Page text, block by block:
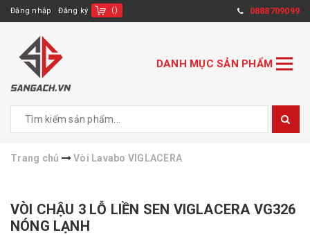
Đăng nhập Đăng ký () 0888709099
DANH MỤC SẢN PHẨM
Trang chủ Vòi Lavabo VIGLACERA
VÒI CHẬU 3 LỖ LIỀN SEN VIGLACERA VG326
NÓNG LẠNH